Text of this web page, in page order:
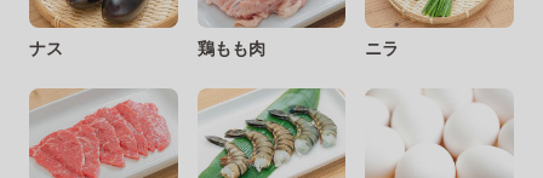
ナス 鶏もも肉 ニラ